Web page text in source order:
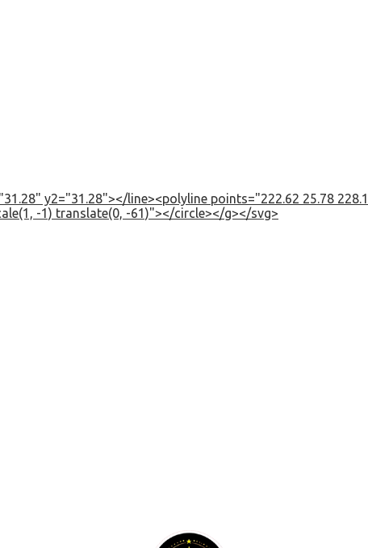
y2="31.28"></line><polyline points="222.62 25.78
-1) translate(0, -61)"></circle></g></svg>